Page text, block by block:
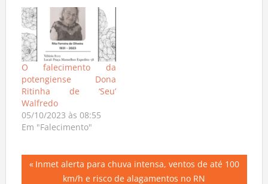
O falecimento da
potengiense Dona
Ritinha de ‘Seu’
Walfredo
05/10/2023 às 08:55
Em "Falecimento"
Navegação
Previous
Inmet alerta para chuva intensa, ventos de até 100
km/h e risco de alagamentos no RN